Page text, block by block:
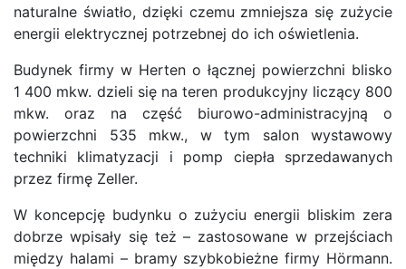
naturalne światło, dzięki czemu zmniejsza się zużycie
energii elektrycznej potrzebnej do ich oświetlenia.
Budynek firmy w Herten o łącznej powierzchni blisko
1 400 mkw. dzieli się na teren produkcyjny liczący 800
mkw. oraz na część biurowo-administracyjną o
powierzchni 535 mkw., w tym salon wystawowy
techniki klimatyzacji i pomp ciepła sprzedawanych
przez firmę Zeller.
W koncepcję budynku o zużyciu energii bliskim zera
dobrze wpisały się też – zastosowane w przejściach
między halami – bramy szybkobieżne firmy Hörmann.